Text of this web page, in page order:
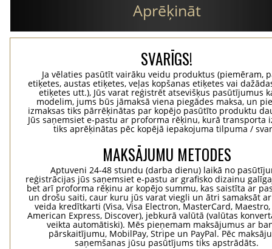
Aprēķināt
SVARĪGS!
Ja vēlaties pasūtīt vairāku veidu produktus (piemēram,
etiķetes, austas etiķetes, veļas kopšanas etiķetes vai
etiķetes utt.), Jūs varat reģistrēt atsevišķus pasūtījumus
modelim, jums būs jāmaksā viena piegādes maksa, un
izmaksas tiks pārrēķinātas par kopējo pasūtīto produktu
Jūs saņemsiet e-pastu ar proforma rēķinu, kurā transporta
tiks aprēķinātas pēc kopējā iepakojuma tilpuma /
MAKSĀJUMU METODES
Aptuveni 24-48 stundu (darba dienu) laikā no
reģistrācijas jūs saņemsiet e-pastu ar grafisko dizainu
bet arī proforma rēķinu ar kopējo summu, kas saistīta ar
un drošu saiti, caur kuru jūs varat viegli un ātri samaksāt
veida kredītkarti (Visa, Visa Electron, MasterCard,
American Express, Discover), jebkurā valūtā (valūtas
veikta automātiski). Mēs pieņemam maksājumus ar
pārskaitījumu, MobilPay, Stripe un PayPal. Pēc
saņemšanas jūsu pasūtījums tiks apstrādāts.